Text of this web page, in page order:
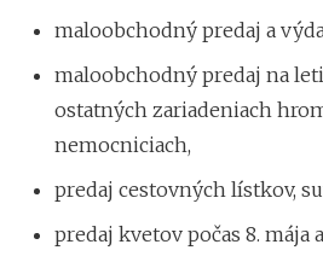
maloobchodný predaj a
maloobchodný predaj na
ostatných zariadeniach
nemocniciach,
predaj cestovných lístkov,
predaj kvetov počas 8. mája